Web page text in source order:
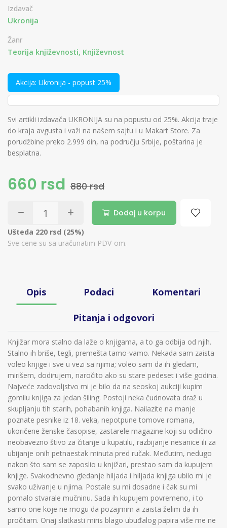
Izdavač
Ukronija
Žanr
Teorija književnosti, Književnost
Akcija: Ukronija - popust 25%
Svi artikli izdavača UKRONIJA su na popustu od 25%. Akcija traje
do kraja avgusta i važi na našem sajtu i u Makart Store. Za
porudžbine preko 2.999 din, na području Srbije, poštarina je
besplatna.
660 rsd 880 rsd
Dodaj u korpu
Ušteda 220 rsd (25%)
Sve cene su sa uračunatim PDV-om.
Opis Podaci Komentari
Pitanja i odgovori
Knjižar mora stalno da laže o knjigama, a to ga odbija od njih.
Stalno ih briše, tegli, premešta tamo-vamo. Nekada sam zaista
voleo knjige i sve u vezi sa njima; voleo sam da ih gledam,
mirišem, dodirujem, naročito ako su stare pedeset i više godina.
Najveće zadovoljstvo mi je bilo da na seoskoj aukciji kupim
gomilu knjiga za jedan šiling. Postoji neka čudnovata draž u
skupljanju tih starih, pohabanih knjiga. Nailazite na manje
poznate pesnike iz 18. veka, nepotpune tomove romana,
ukoričene ženske časopise, zastarele magazine koji su odlično
neobavezno štivo za čitanje u kupatilu, razbijanje nesanice ili za
ubijanje onih petnaestak minuta pred ručak. Međutim, nedugo
nakon što sam se zaposlio u knjižari, prestao sam da kupujem
knjige. Svakodnevno gledanje hiljada i hiljada knjiga ubilo mi je
svako uživanje u njima. Postale su mi dosadne i čak su mi
pomalo stvarale mučninu. Sada ih kupujem povremeno, i to
samo one koje ne mogu da pozajmim a zaista želim da ih
pročitam. Onaj slatkasti miris blago ubuđalog papira više me ne